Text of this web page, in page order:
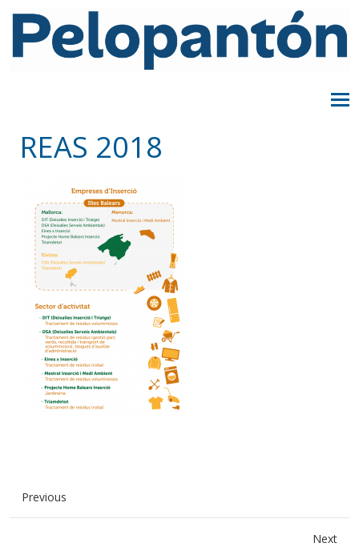
REAS 2018
Previous
Next